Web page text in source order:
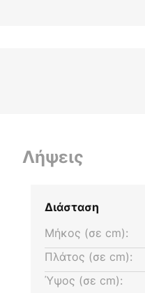
Λήψεις
Διάσταση
Μήκος (σε cm):
Πλάτος (σε cm):
Ύψος (σε cm):